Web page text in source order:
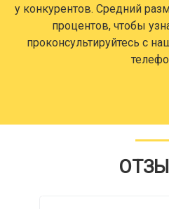
у конкурентов. Средний
процентов, чтобы
проконсультируйтесь с